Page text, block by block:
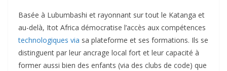
Basée à Lubumbashi et rayonnant sur tout le Katanga et
au-delà, Itot Africa démocratise l’accès aux compétences
technologiques via sa plateforme et ses formations. Ils se
distinguent par leur ancrage local fort et leur capacité à
former aussi bien des enfants (via des clubs de code) que